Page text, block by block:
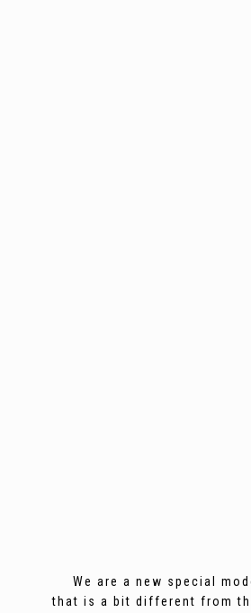
We are a new special
that is a bit different from